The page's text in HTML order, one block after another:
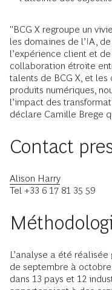
"BCG X regroupe un
les domaines de l’IA,
l’expérience client et
collaboration étroite
talents de BCG X, et les
produits numériques,
l’impact des
déclare Camille Brege
Contact
Alison Harry
Tel +33 6 17 81 35 59
L’analyse a été
de septembre à
dans 13 pays et 12